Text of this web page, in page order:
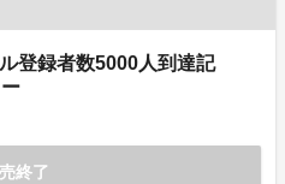
登録者数5000人到達記
終了